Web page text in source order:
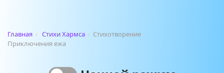
Главная › Стихи Хармса › Стихотворение
Приключения ежа